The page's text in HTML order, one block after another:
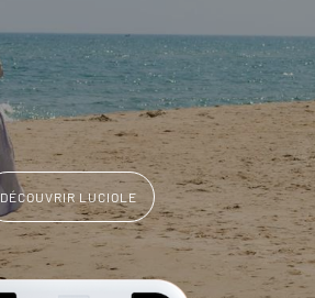
DÉCOUVRIR LUCIOLE